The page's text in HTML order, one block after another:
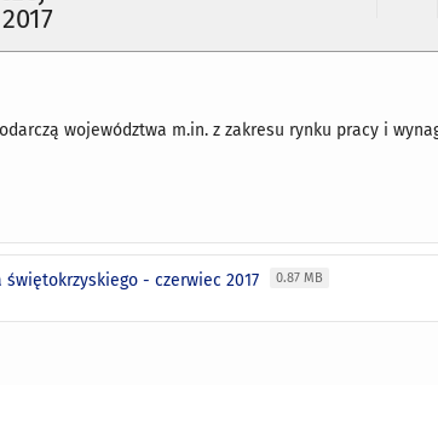
województwa m.in. z zakresu rynku pracy i
- czerwiec 2017 0.87 MB